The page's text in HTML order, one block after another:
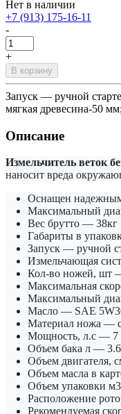
Нет в наличии
+7 (913) 175-16-11
-
+
В корзину
Запуск — ручной
мягкая древесина-50
Описание
Измельчитель веток
наносит вреда
Оснащен
Максимальный
Вес брутто — 38кг
Габариты в
Запуск — ручной
Измельчающая
Кол-во ножей, шт
Максимальная
Максимальный
Масло — SAE
Материал ножа —
Мощность, л.с — 7
Объем бака л — 3.6
Объем двигателя,
Объем масла в
Объем упаковки м3
Расположение
Рекомендуемая